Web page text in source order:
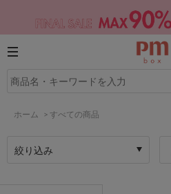
ホーム > すべての商品
絞り込み